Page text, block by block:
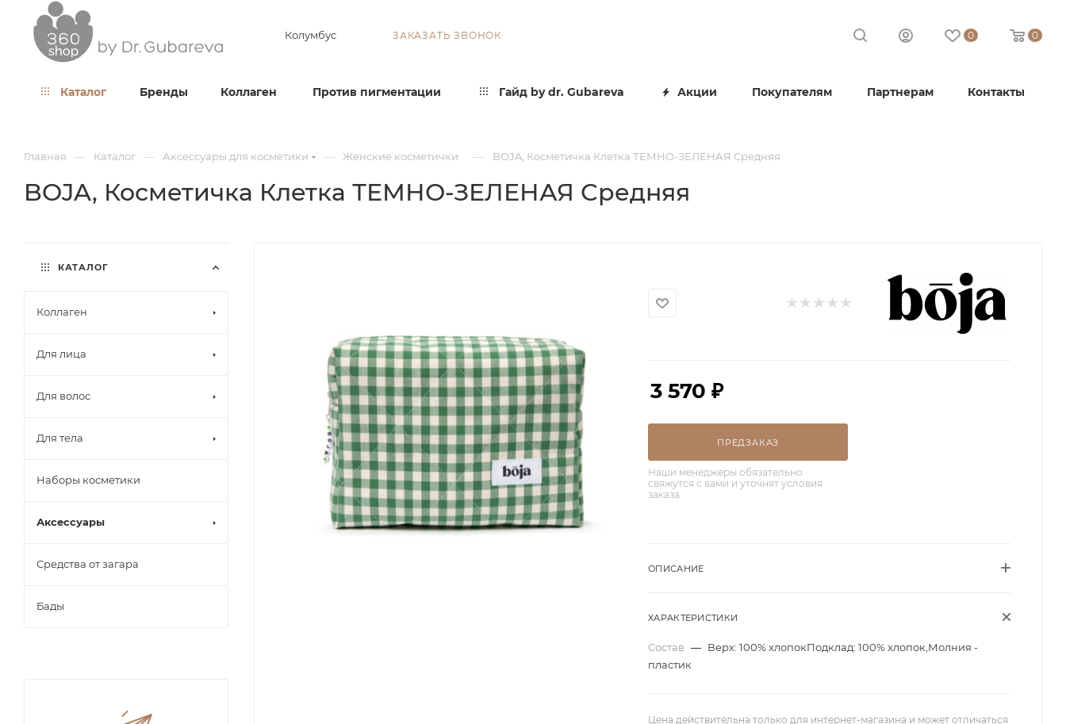
Колумбус ЗАКАЗАТЬ ЗВОНОК 0 0
Каталог Бренды Коллаген Против пигментации Гайд by dr. Gubareva Акции Покупателям Партнерам Контакты
Главная — Каталог — Аксессуары для косметики — Женские косметички — BOJA, Косметичка Клетка ТЕМНО-ЗЕЛЕНАЯ Средняя
BOJA, Косметичка Клетка ТЕМНО-ЗЕЛЕНАЯ Средняя
3 570 ₽
ПРЕДЗАКАЗ
Наши менеджеры обязательно
свяжутся с вами и уточнят условия
заказа
ОПИСАНИЕ
ХАРАКТЕРИСТИКИ
Состав — Верх: 100% хлопокПодклад: 100% хлопок,Молния -
пластик
Цена действительна только для интернет-магазина и может отличаться
КАТАЛОГ
Коллаген
Для лица
Для волос
Для тела
Наборы косметики
Аксессуары
Средства от загара
Бады